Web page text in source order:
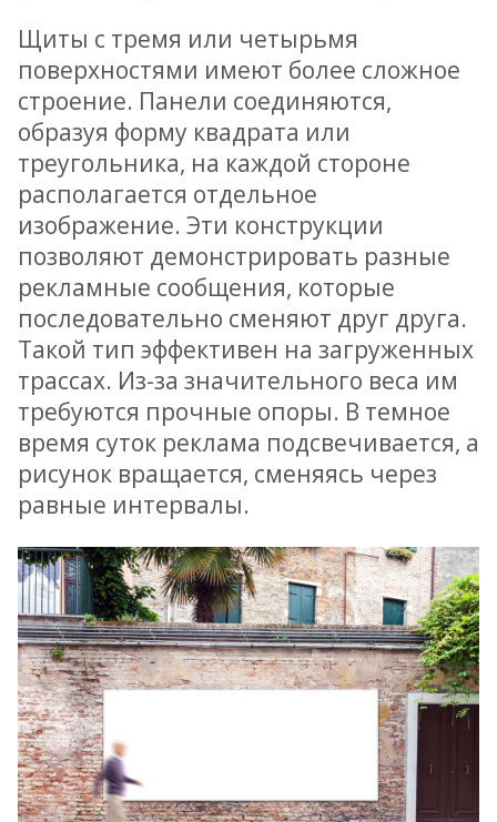
Щиты с тремя или четырьмя
поверхностями имеют более сложное
строение. Панели соединяются,
образуя форму квадрата или
треугольника, на каждой стороне
располагается отдельное
изображение. Эти конструкции
позволяют демонстрировать разные
рекламные сообщения, которые
последовательно сменяют друг друга.
Такой тип эффективен на загруженных
трассах. Из-за значительного веса им
требуются прочные опоры. В темное
время суток реклама подсвечивается, а
рисунок вращается, сменяясь через
равные интервалы.